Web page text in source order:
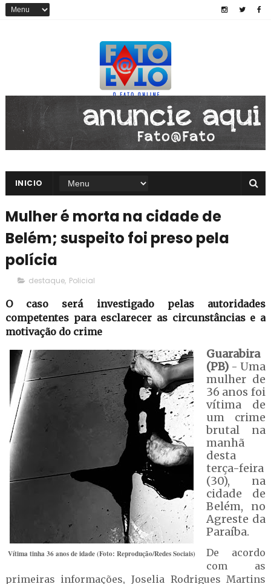
INICIO
Mulher é morta na cidade de
Belém; suspeito foi preso pela
polícia
destaque, Policial
O caso será investigado pelas autoridades
competentes para esclarecer as circunstâncias e a
motivação do crime
Vítima tinha 36 anos de idade (Foto: Reprodução/Redes Sociais)
Guarabira
(PB)- Uma
mulher de
36 anos foi
vítima de
um crime
brutal na
manhã
desta
terça-feira
(30), na
cidade de
Belém, no
Agreste da
Paraíba.
De acordo
com as
primeiras informações, Joselia Rodrigues Martins